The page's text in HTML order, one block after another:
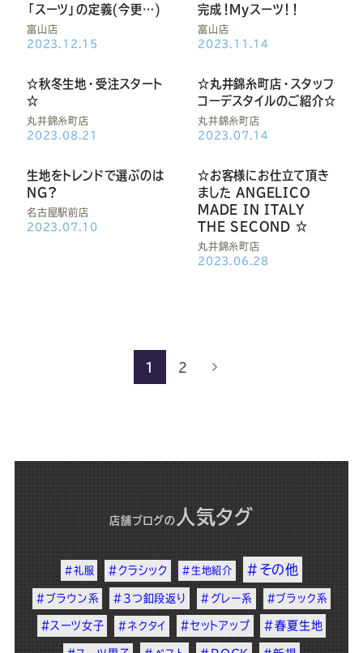
「スーツ」の定義(今更…)
富山店
2023.12.15
完成！Myスーツ！！
富山店
2023.11.14
☆秋冬生地・受注スタート
☆
丸井錦糸町店
2023.08.21
☆丸井錦糸町店・スタッフ
コーデスタイルのご紹介☆
丸井錦糸町店
2023.07.14
生地をトレンドで選ぶのは
NG?
名古屋駅前店
2023.07.10
☆お客様にお仕立て頂き
ました ANGELICO
MADE IN ITALY
THE SECOND ☆
丸井錦糸町店
2023.06.28
1 2
店舗ブログの 人気タグ
#礼服 #クラシック #生地紹介 #その他
#ブラウン系 #3つ釦段返り #グレー系 #ブラック系
#スーツ女子 #ネクタイ #セットアップ #春夏生地